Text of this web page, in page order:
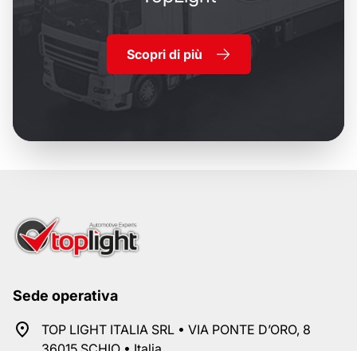
Scopri di più
Sede operativa
TOP LIGHT ITALIA SRL • VIA PONTE D’ORO, 8